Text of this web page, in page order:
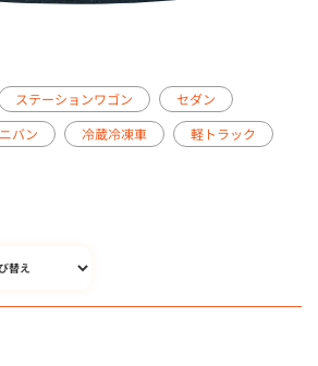
ステーションワゴン
セダン
バン 冷蔵冷凍車
軽トラック